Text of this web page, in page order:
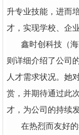
升专业技能，进而
才，实现学校、企
鑫时创科技（
则详细介绍了公司
人才需求状况。她
赏，并期待通过此
才，为公司的持续
在热烈而友好